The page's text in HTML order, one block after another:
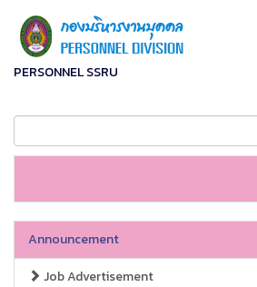
PERSONNEL SSRU
Announcement
Job Advertisement